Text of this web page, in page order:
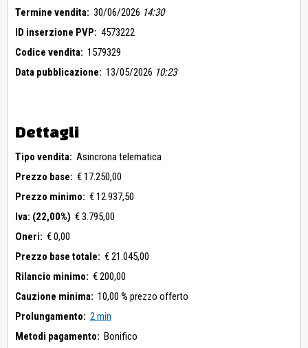
Termine vendita: 30/06/2026 14:30
ID inserzione PVP: 4573222
Codice vendita: 1579329
Data pubblicazione: 13/05/2026 10:23
Dettagli
Tipo vendita: Asincrona telematica
Prezzo base: € 17.250,00
Prezzo minimo: € 12.937,50
Iva: (22,00%) € 3.795,00
Oneri: € 0,00
Prezzo base totale: € 21.045,00
Rilancio minimo: € 200,00
Cauzione minima: 10,00 % prezzo offerto
Prolungamento: 2 min
Metodi pagamento: Bonifico